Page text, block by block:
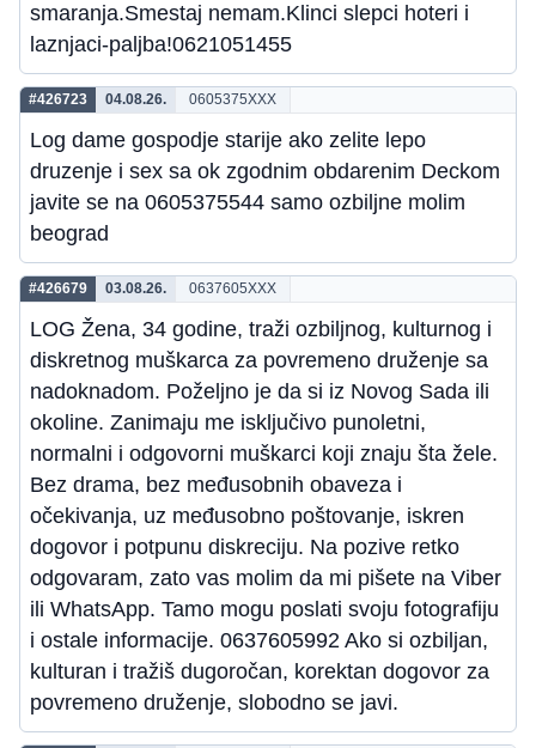
smaranja.Smestaj nemam.Klinci slepci hoteri i
laznjaci-paljba!0621051455
#426723 04.08.26. 0605375XXX
Log dame gospodje starije ako zelite lepo
druzenje i sex sa ok zgodnim obdarenim Deckom
javite se na 0605375544 samo ozbiljne molim
beograd
#426679 03.08.26. 0637605XXX
LOG Žena, 34 godine, traži ozbiljnog, kulturnog i
diskretnog muškarca za povremeno druženje sa
nadoknadom. Poželjno je da si iz Novog Sada ili
okoline. Zanimaju me isključivo punoletni,
normalni i odgovorni muškarci koji znaju šta žele.
Bez drama, bez međusobnih obaveza i
očekivanja, uz međusobno poštovanje, iskren
dogovor i potpunu diskreciju. Na pozive retko
odgovaram, zato vas molim da mi pišete na Viber
ili WhatsApp. Tamo mogu poslati svoju fotografiju
i ostale informacije. 0637605992 Ako si ozbiljan,
kulturan i tražiš dugoročan, korektan dogovor za
povremeno druženje, slobodno se javi.